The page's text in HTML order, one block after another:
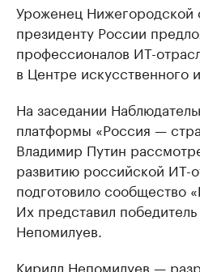
Уроженец Нижегородской
президенту России
профессионалов ИТ-
в Центре искусственного
На заседании
платформы «Россия —
Владимир Путин
развитию российской ИТ-
подготовило сообщество
Их представил
Непомилуев.
Кирилл Непомилуев —